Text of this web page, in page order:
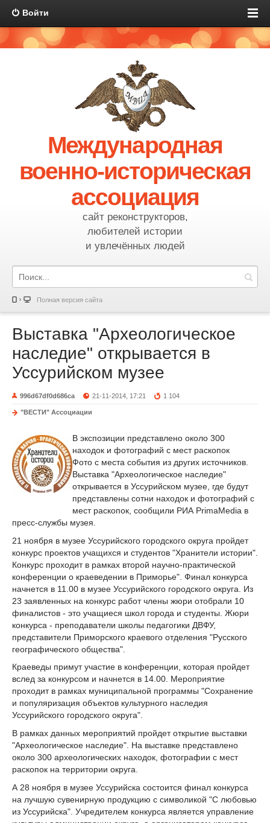
Войти
Международная
военно-историческая
ассоциация
сайт реконструкторов,
любителей истории
и увлечённых людей
Полная версия сайта
Выставка "Археологическое
наследие" открывается в
Уссурийском музее
996d67df0d686ca 21-11-2014, 17:21 1 104
"ВЕСТИ" Ассоциации
В экспозиции представлено около 300
находок и фотографий с мест раскопок
Фото с места события из других источников.
Выставка "Археологическое наследие"
открывается в Уссурийском музее, где будут
представлены сотни находок и фотографий с
мест раскопок, сообщили РИА PrimaMedia в
пресс-службы музея.
21 ноября в музее Уссурийского городского округа пройдет
конкурс проектов учащихся и студентов "Хранители истории".
Конкурс проходит в рамках второй научно-практической
конференции о краеведении в Приморье". Финал конкурса
начнется в 11.00 в музее Уссурийского городского округа. Из
23 заявленных на конкурс работ члены жюри отобрали 10
финалистов - это учащиеся школ города и студенты. Жюри
конкурса - преподаватели школы педагогики ДВФУ,
представители Приморского краевого отделения "Русского
географического общества".
Краеведы примут участие в конференции, которая пройдет
вслед за конкурсом и начнется в 14.00. Мероприятие
проходит в рамках муниципальной программы "Сохранение
и популяризация объектов культурного наследия
Уссурийского городского округа".
В рамках данных мероприятий пройдет открытие выставки
"Археологическое наследие". На выставке представлено
около 300 археологических находок, фотографии с мест
раскопок на территории округа.
А 28 ноября в музее Уссурийска состоится финал конкурса
на лучшую сувенирную продукцию с символикой "С любовью
из Уссурийска". Учредителем конкурса является управление